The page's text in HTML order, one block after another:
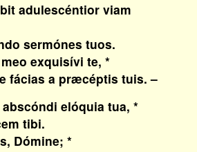
adulescéntior viam
sermónes tuos.
exquisívi te, *
a præcéptis tuis. –
elóquia tua, *
tibi.
Dómine; *